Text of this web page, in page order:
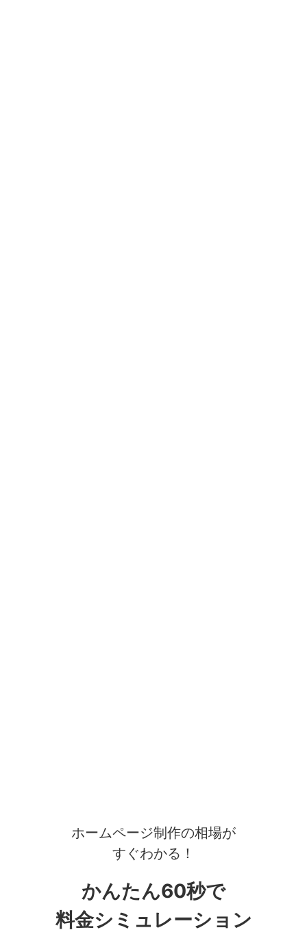
ホームページ制作の相場が
すぐわかる！
かんたん60秒で
料金シミュレーション